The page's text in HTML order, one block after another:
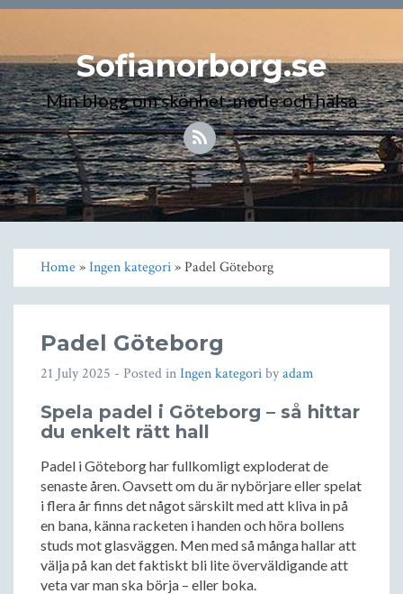
Sofianorborg.se
Min blogg om skönhet, mode och hälsa
Toggle
navigation
Home»Ingen kategori» Padel Göteborg
Padel Göteborg
21 July 2025 - Posted inIngen kategoribyadam
Spela padel i Göteborg – så hittar
du enkelt rätt hall
Padel i Göteborg har fullkomligt exploderat de
senaste åren. Oavsett om du är nybörjare eller spelat
i flera år finns det något särskilt med att kliva in på
en bana, känna racketen i handen och höra bollens
studs mot glasväggen. Men med så många hallar att
välja på kan det faktiskt bli lite överväldigande att
veta var man ska börja – eller boka.